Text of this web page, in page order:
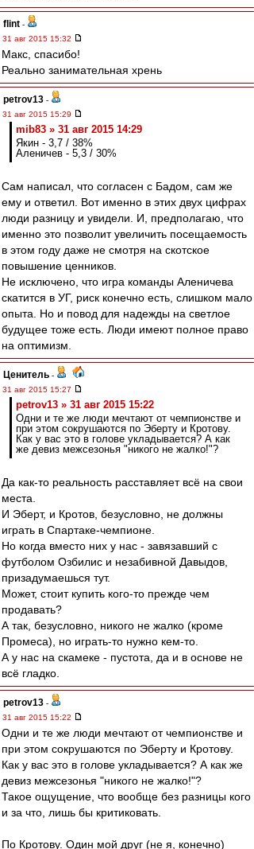
flint -
31 авг 2015 15:32
Макс, спасибо!
Реально занимательная хрень
petrov13 -
31 авг 2015 15:29
mib83 » 31 авг 2015 14:29
Якин - 3,7 / 38%
Аленичев - 5,3 / 30%
Сам написал, что согласен с Бадом, сам же
ему и ответил. Вот именно в этих двух цифрах
люди разницу и увидели. И, предполагаю, что
именно это позволит увеличить посещаемость
в этом году даже не смотря на скотское
повышение ценников.
Не исключено, что игра команды Аленичева
скатится в УГ, риск конечно есть, слишком мало
опыта. Но и повод для надежды на светлое
будущее тоже есть. Люди имеют полное право
на оптимизм.
Ценитель -
31 авг 2015 15:27
petrov13 » 31 авг 2015 15:22
Одни и те же люди мечтают от чемпионстве и
при этом сокрушаются по Эберту и Кротову.
Как у вас это в голове укладывается? А как
же девиз межсезонья "никого не жалко!"?
Да как-то реальность расставляет всё на свои
места.
И Эберт, и Кротов, безусловно, не должны
играть в Спартаке-чемпионе.
Но когда вместо них у нас - завязавший с
футболом Озбилис и незабивной Давыдов,
призадумаешься тут.
Может, стоит купить кого-то прежде чем
продавать?
А так, безусловно, никого не жалко (кроме
Промеса), но играть-то нужно кем-то.
А у нас на скамеке - пустота, да и в основе не
всё гладко.
petrov13 -
31 авг 2015 15:22
Одни и те же люди мечтают от чемпионстве и
при этом сокрушаются по Эберту и Кротову.
Как у вас это в голове укладывается? А как же
девиз межсезонья "никого не жалко!"?
Такое ощущение, что вообще без разницы кого
и за что, лишь бы критиковать.
По Кротову. Один мой друг (не я, конечно)